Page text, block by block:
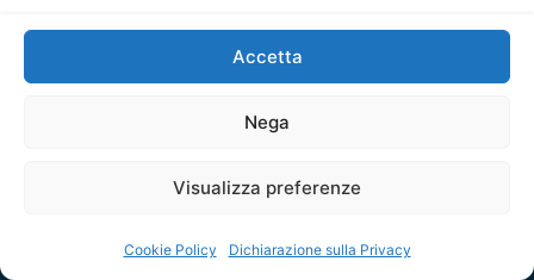
Accetta
Nega
Visualizza preferenze
Cookie Policy Dichiarazione sulla Privacy
Chi siamo
Pubblicità